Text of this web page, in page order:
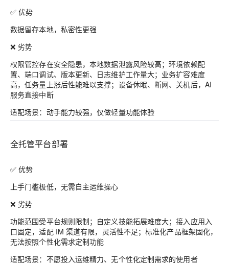
✅ 优势
数据留存本地，私密性更强
❌ 劣势
权限管控存在安全隐患，本地数据泄露风险较高；环境依赖配
置、端口调试、版本更新、日志维护工作量大；业务扩容难度
高，任务量上涨后性能难以支撑；设备休眠、断网、关机后，AI
服务直接中断
适配场景：动手能力较强，仅做轻量功能体验
全托管平台部署
✅ 优势
上手门槛极低，无需自主运维操心
❌ 劣势
功能范围受平台规则限制；自定义技能拓展难度大；接入应用入
口固定，适配 IM 渠道有限，灵活性不足；标准化产品框架固化，
无法按照个性化需求定制功能
适配场景：不愿投入运维精力、无个性化定制需求的使用者